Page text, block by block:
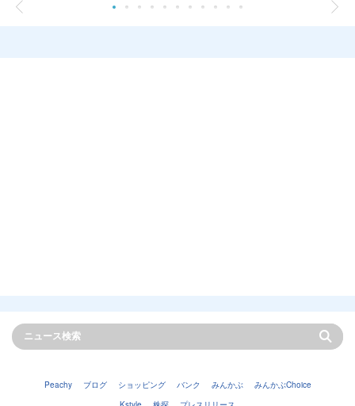
Peachy ブログ ショッピング バンク みんかぶ
みんかぶChoice